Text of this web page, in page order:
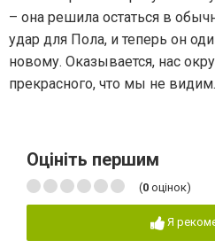
– она решила остаться в
удар для Пола, и теперь он
новому. Оказывается, нас
прекрасного, что мы не видим.
Оцініть першим
(0 оцінок)
Я